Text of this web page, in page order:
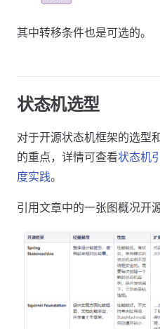
其中转移条件也是可选的。
状态机选型
对于开源状态机框架的选型
的重点，详情可查看状态机
度实践。
引用文章中的一张图概况开